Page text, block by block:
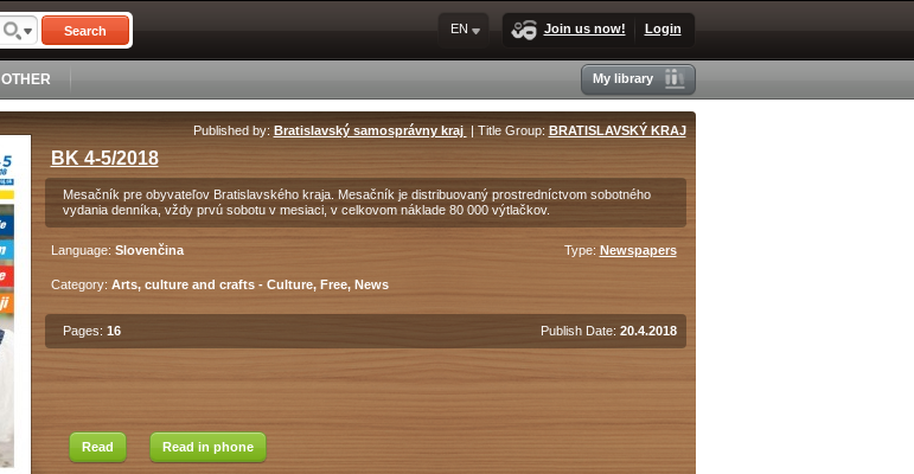
Search Join us now! Login
EN
OTHER My library
Published by: Bratislavský samosprávny kraj | Title Group: BRATISLAVSKÝ KRAJ
BK 4-5/2018
Mesačník pre obyvateľov Bratislavského kraja. Mesačník je distribuovaný prostredníctvom sobotného
vydania denníka, vždy prvú sobotu v mesiaci, v celkovom náklade 80 000 výtlačkov.
Language: Slovenčina Type: Newspapers
Category: Arts, culture and crafts - Culture, Free, News
Pages: 16 Publish Date: 20.4.2018
Read Read in phone